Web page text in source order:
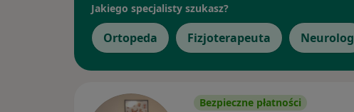
Jakiego specjalisty szukasz?
Ortopeda Fizjoterapeuta Neurolog
Bezpieczne płatności